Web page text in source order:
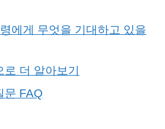
에게 무엇을 기대하고 있을
더 알아보기
문 FAQ